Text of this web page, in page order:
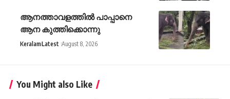
ആനത്താവളത്തില്‍ പാപ്പാനെ
ആന കുത്തിക്കൊന്നു
KeralamLatest August 8, 2026
You Might also Like